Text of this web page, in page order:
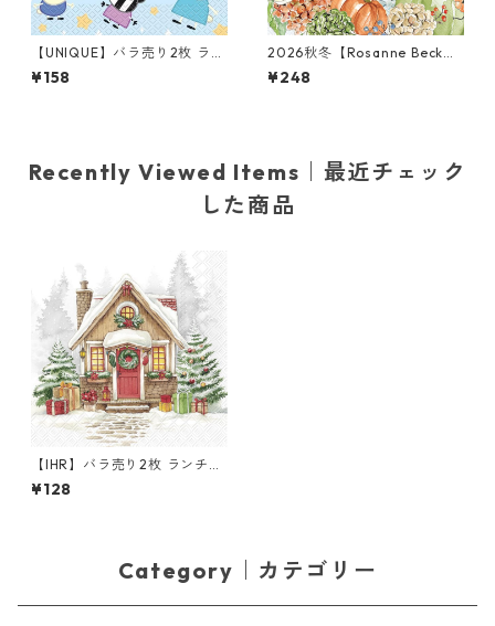
【UNIQUE】バラ売り2枚 ラン
チサイズ ペーパーナプキン Pe
ppa Pig ブルー ペッパピッグ
¥158
2026秋冬【Rosanne Beck】
バラ売り2枚 カクテルサイズ
ペーパーナプキン Fall Hydran
¥248
Recently Viewed Items｜最近チェック
した商品
【IHR】バラ売り2枚 ランチサ
イズ ペーパーナプキン FESTI
VE HOUSE ホワイト
¥128
Category｜カテゴリー